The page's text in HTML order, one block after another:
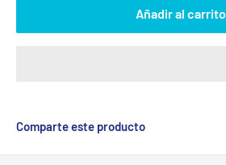
Añadir al carrito
Comparte este producto